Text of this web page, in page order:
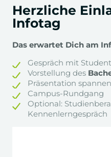
Eventmanagement
Planung für reales
Gastvortrag HR-Chef
Herzliche
Infotag
Das erwartet Dich am
Gespräch mit
Vorstellung des
Präsentation
Campus-Rundgang
Optional:
Kennenlerngespräch